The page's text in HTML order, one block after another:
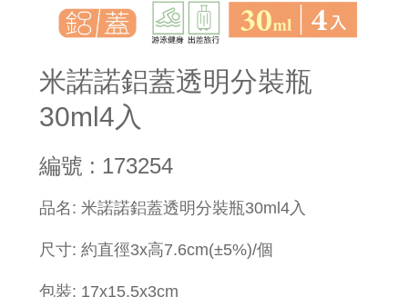
米諾諾鋁蓋透明分裝瓶
30ml4入
編號 : 173254
品名: 米諾諾鋁蓋透明分裝瓶30ml4入
尺寸: 約直徑3x高7.6cm(±5%)/個
包裝: 17x15.5x3cm